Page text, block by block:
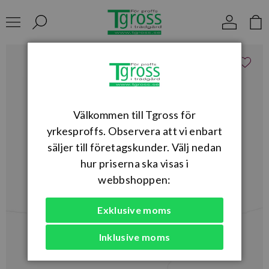
Välkommen till Tgross för
yrkesproffs. Observera att vi enbart
säljer till företagskunder. Välj nedan
hur priserna ska visas i
webbshoppen:
Exklusive moms
Inklusive moms